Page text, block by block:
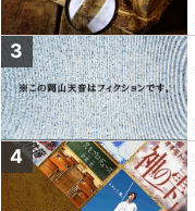
3
4